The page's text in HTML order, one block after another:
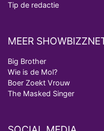
Tip de redactie
MEER
Big Brother
Wie is de Mol?
Boer Zoekt Vrouw
The Masked Singer